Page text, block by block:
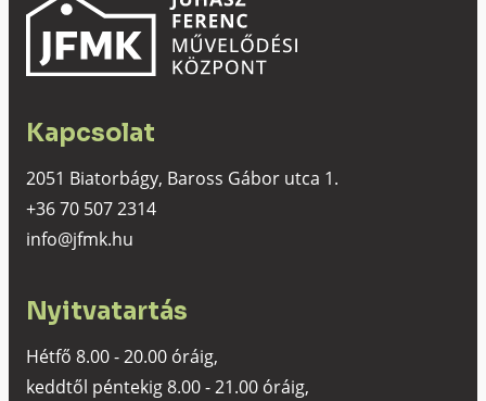
Kapcsolat
2051 Biatorbágy, Baross Gábor utca 1.
+36 70 507 2314
info@jfmk.hu
Nyitvatartás
Hétfő 8.00 - 20.00 óráig,
keddtől péntekig 8.00 - 21.00 óráig,